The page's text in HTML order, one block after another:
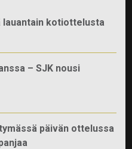
lauantain kotiottelusta
– SJK nousi
päivän ottelussa